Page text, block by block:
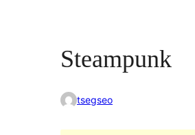
Steampunk
tsegseo